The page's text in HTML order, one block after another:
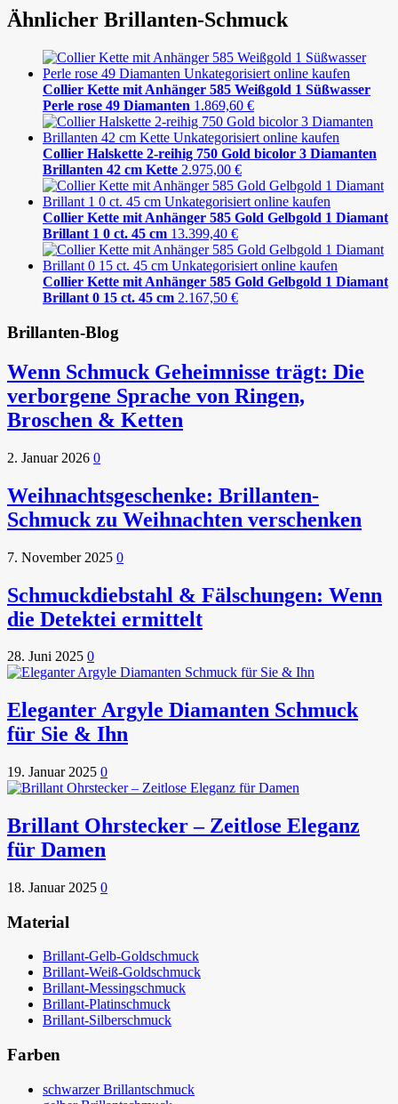
Ähnlicher Brillanten-Schmuck
Collier Kette mit Anhänger 585 Weißgold 1 Süßwasser
Perle rose 49 Diamanten 1.869,60 €
Collier Halskette 2-reihig 750 Gold bicolor 3 Diamanten
Brillanten 42 cm Kette 2.975,00 €
Collier Kette mit Anhänger 585 Gold Gelbgold 1 Diamant
Brillant 1 0 ct. 45 cm 13.399,40 €
Collier Kette mit Anhänger 585 Gold Gelbgold 1 Diamant
Brillant 0 15 ct. 45 cm 2.167,50 €
Brillanten-Blog
Wenn Schmuck Geheimnisse trägt: Die
verborgene Sprache von Ringen,
Broschen & Ketten
2. Januar 2026 0
Weihnachtsgeschenke: Brillanten-
Schmuck zu Weihnachten verschenken
7. November 2025 0
Schmuckdiebstahl & Fälschungen: Wenn
die Detektei ermittelt
28. Juni 2025 0
Eleganter Argyle Diamanten Schmuck
für Sie & Ihn
19. Januar 2025 0
Brillant Ohrstecker – Zeitlose Eleganz
für Damen
18. Januar 2025 0
Material
Brillant-Gelb-Goldschmuck
Brillant-Weiß-Goldschmuck
Brillant-Messingschmuck
Brillant-Platinschmuck
Brillant-Silberschmuck
Farben
schwarzer Brillantschmuck